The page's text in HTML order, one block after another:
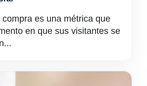
compra es una métrica que
en que sus visitantes se